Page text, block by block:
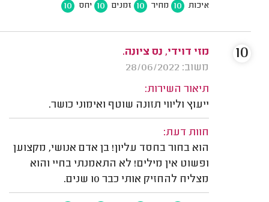
איכות 10 מחיר 10 זמנים 10 יחס 10
מזי דוידי, נס ציונה.
משוב: 28/06/2022
תיאור השירות:
ייעוץ וליווי תזונה שוטף ואימוני כושר.
חוות דעת:
הוא בחור בחסד עליון! בן אדם אנושי, מקצוען
ופשוט אין מילים! לא התאמנתי בחיי והוא
מצליח להחזיק אותי כבר 10 שנים.
10